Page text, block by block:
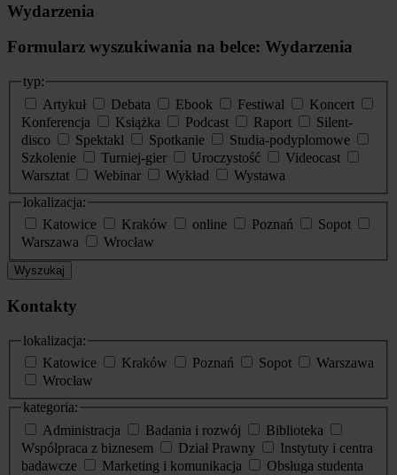
Wydarzenia
Formularz wyszukiwania na belce: Wydarzenia
typ:
Artykuł
Debata Ebook Festiwal
Koncert
Konferencja
Książka Podcast Raport
Silent-
disco
Spektakl Spotkanie
Studia-podyplomowe
Szkolenie
Turniej-gier Uroczystość
Videocast
Warsztat
Webinar Wykład
Wystawa
lokalizacja:
Katowice
Kraków online Poznań
Sopot
Warszawa
Wrocław
Wyszukaj
Kontakty
lokalizacja:
Katowice
Kraków Poznań Sopot
Warszawa
Wrocław
kategoria:
Administracja
Badania i rozwój
Biblioteka
Współpraca z biznesem
Dział Prawny
Instytuty i centra
badawcze
Marketing i komunikacja
Obsługa studenta